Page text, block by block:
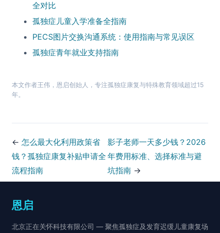
全对比
孤独症儿童入学准备全指南
PECS图片交换沟通系统：使用指南与常见误区
孤独症青年就业支持指南
本文作者王伟 ， 恩启创始人，专注孤独症康复与特殊教育领域超过15
年。
← 怎么最大化利用政策省
钱？孤独症康复补贴申请全
流程指南
影子老师一天多少钱？2026
年费用标准、选择标准与避
坑指南→
恩启
北京正在关怀科技有限公司 — 聚焦孤独症及发育迟缓儿童康复场